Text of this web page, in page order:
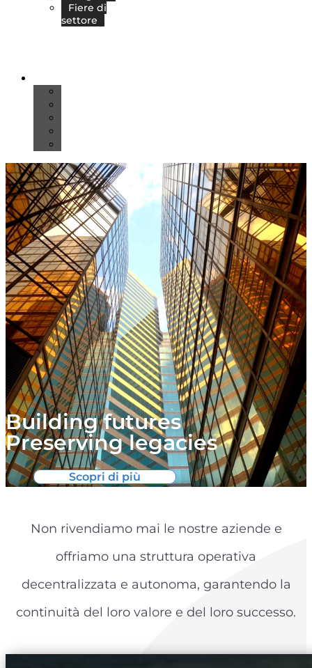
Fiere di
settore
Building futures
Preserving legacies
Scopri di più
Non rivendiamo mai le nostre aziende e
offriamo una struttura operativa
decentralizzata e autonoma, garantendo la
continuità del loro valore e del loro successo.